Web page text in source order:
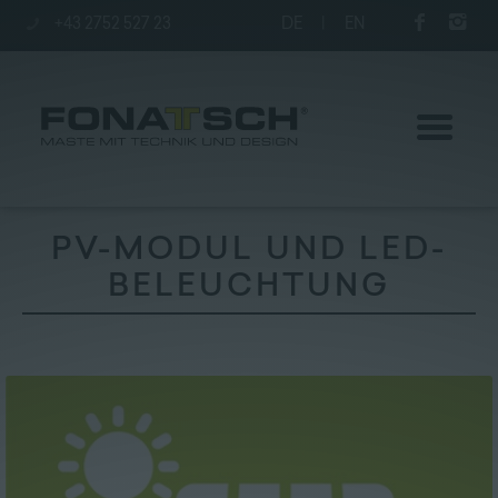
Aktuelles
Unternehmen
PV-MODUL UND LED-
BELEUCHTUNG